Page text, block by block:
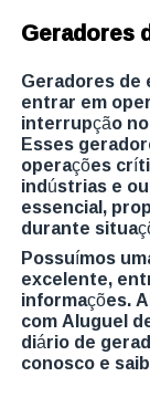
Geradores
Geradores de
entrar em
interrupção
Esses
operações
indústrias e
essencial,
durante
Possuímos
excelente,
informações.
com Aluguel
diário de
conosco e